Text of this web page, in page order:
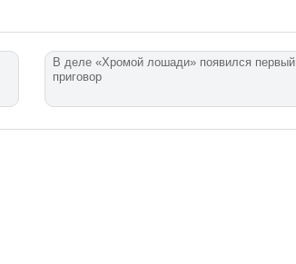
В деле «Хромой лошади» появился первый
приговор